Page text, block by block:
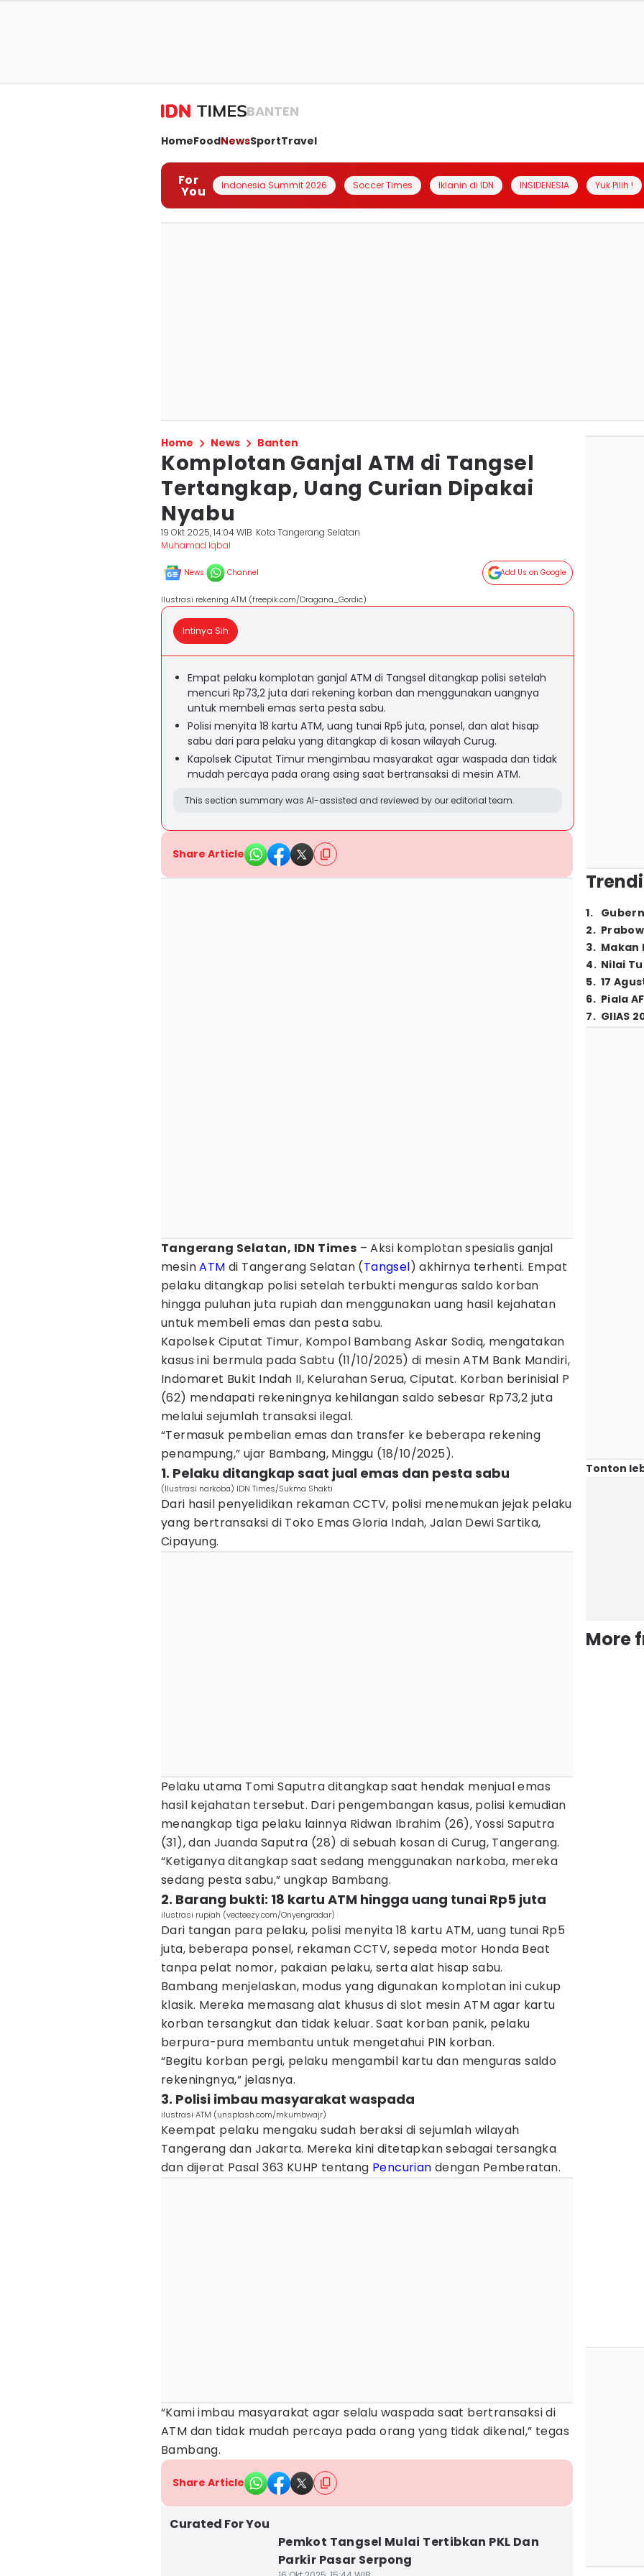
BANTEN
HomeFoodNewsSportTravel
For
You Indonesia Summit 2026 Soccer Times Iklanin di IDN INSIDENESIA Yuk Pilih !
Home News Banten
Komplotan Ganjal ATM di Tangsel
Tertangkap, Uang Curian Dipakai
Nyabu
19 Okt 2025, 14:04 WIB Kota Tangerang Selatan
Muhamad Iqbal
News Channel Add Us on Google
Ilustrasi rekening ATM (freepik.com/Dragana_Gordic)
Intinya Sih
Empat pelaku komplotan ganjal ATM di Tangsel ditangkap polisi setelah
mencuri Rp73,2 juta dari rekening korban dan menggunakan uangnya
untuk membeli emas serta pesta sabu.
Polisi menyita 18 kartu ATM, uang tunai Rp5 juta, ponsel, dan alat hisap
sabu dari para pelaku yang ditangkap di kosan wilayah Curug.
Kapolsek Ciputat Timur mengimbau masyarakat agar waspada dan tidak
mudah percaya pada orang asing saat bertransaksi di mesin ATM.
This section summary was AI-assisted and reviewed by our editorial team.
Share Article
Tangerang Selatan, IDN Times – Aksi komplotan spesialis ganjal
mesinATM di Tangerang Selatan (Tangsel) akhirnya terhenti. Empat
pelaku ditangkap polisi setelah terbukti menguras saldo korban
hingga puluhan juta rupiah dan menggunakan uang hasil kejahatan
untuk membeli emas dan pesta sabu.
Kapolsek Ciputat Timur, Kompol Bambang Askar Sodiq, mengatakan
kasus ini bermula pada Sabtu (11/10/2025) di mesin ATM Bank Mandiri,
Indomaret Bukit Indah II, Kelurahan Serua, Ciputat. Korban berinisial P
(62) mendapati rekeningnya kehilangan saldo sebesar Rp73,2 juta
melalui sejumlah transaksi ilegal.
“Termasuk pembelian emas dan transfer ke beberapa rekening
penampung,” ujar Bambang, Minggu (18/10/2025).
1. Pelaku ditangkap saat jual emas dan pesta sabu
(Ilustrasi narkoba) IDN Times/Sukma Shakti
Dari hasil penyelidikan rekaman CCTV, polisi menemukan jejak pelaku
yang bertransaksi di Toko Emas Gloria Indah, Jalan Dewi Sartika,
Cipayung.
Pelaku utama Tomi Saputra ditangkap saat hendak menjual emas
hasil kejahatan tersebut. Dari pengembangan kasus, polisi kemudian
menangkap tiga pelaku lainnya Ridwan Ibrahim (26), Yossi Saputra
(31), dan Juanda Saputra (28) di sebuah kosan di Curug, Tangerang.
“Ketiganya ditangkap saat sedang menggunakan narkoba, mereka
sedang pesta sabu,” ungkap Bambang.
2. Barang bukti: 18 kartu ATM hingga uang tunai Rp5 juta
ilustrasi rupiah (vecteezy.com/Onyengradar)
Dari tangan para pelaku, polisi menyita 18 kartu ATM, uang tunai Rp5
juta, beberapa ponsel, rekaman CCTV, sepeda motor Honda Beat
tanpa pelat nomor, pakaian pelaku, serta alat hisap sabu.
Bambang menjelaskan, modus yang digunakan komplotan ini cukup
klasik. Mereka memasang alat khusus di slot mesin ATM agar kartu
korban tersangkut dan tidak keluar. Saat korban panik, pelaku
berpura-pura membantu untuk mengetahui PIN korban.
“Begitu korban pergi, pelaku mengambil kartu dan menguras saldo
rekeningnya,” jelasnya.
3. Polisi imbau masyarakat waspada
ilustrasi ATM (unsplash.com/mkumbwajr)
Keempat pelaku mengaku sudah beraksi di sejumlah wilayah
Tangerang dan Jakarta. Mereka kini ditetapkan sebagai tersangka
dan dijerat Pasal 363 KUHP tentang Pencurian dengan Pemberatan.
“Kami imbau masyarakat agar selalu waspada saat bertransaksi di
ATM dan tidak mudah percaya pada orang yang tidak dikenal,” tegas
Bambang.
Share Article
Curated For You
Pemkot Tangsel Mulai Tertibkan PKL Dan
Parkir Pasar Serpong
1.
2.
3. Makan
4. Nilai
5. 17
6. Piala
7. GIIAS
Tonton
More